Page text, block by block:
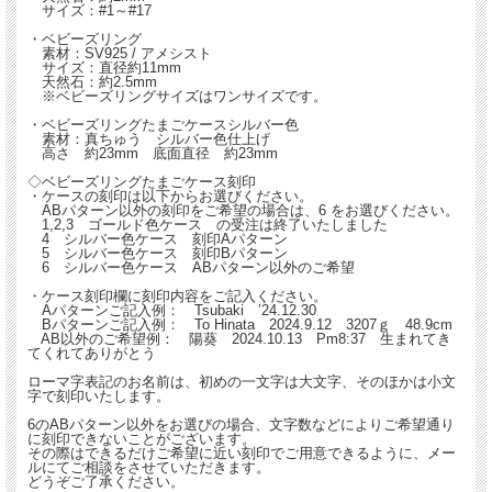
サイズ：#1～#17
・ベビーズリング
素材：SV925 / アメシスト
サイズ：直径約11mm
天然石：約2.5mm
※ベビーズリングサイズはワンサイズです。
・ベビーズリングたまごケースシルバー色
素材：真ちゅう シルバー色仕上げ
高さ 約23mm 底面直径 約23mm
◇ベビーズリングたまごケース刻印
・ケースの刻印は以下からお選びください。
ABパターン以外の刻印をご希望の場合は、6 をお選びください。
1,2,3 ゴールド色ケース の受注は終了いたしました
4 シルバー色ケース 刻印Aパターン
5 シルバー色ケース 刻印Bパターン
6 シルバー色ケース ABパターン以外のご希望
・ケース刻印欄に刻印内容をご記入ください。
Aパターンご記入例： Tsubaki ’24.12.30
Bパターンご記入例： To Hinata 2024.9.12 3207ｇ 48.9cm
AB以外のご希望例： 陽葵 2024.10.13 Pm8:37 生まれてき
てくれてありがとう
ローマ字表記のお名前は、初めの一文字は大文字、そのほかは小文
字で刻印いたします。
6のABパターン以外をお選びの場合、文字数などによりご希望通り
に刻印できないことがございます。
その際はできるだけご希望に近い刻印でご用意できるように、メー
ルにてご相談をさせていただきます。
どうぞご了承ください。